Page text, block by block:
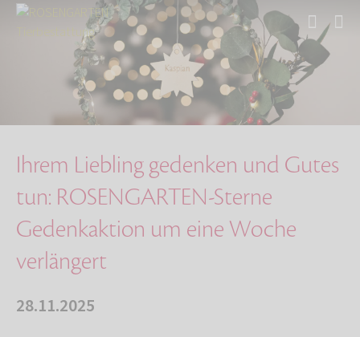
Über uns
Aktuelles
Ihrem Liebling gedenken und Gutes tun: ROSENG…
Ihrem Liebling gedenken und Gutes
tun: ROSENGARTEN-Sterne
Gedenkaktion um eine Woche
verlängert
28.11.2025